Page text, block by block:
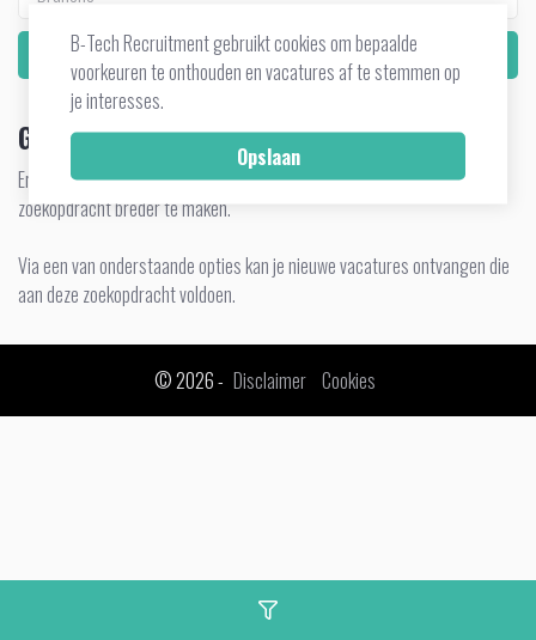
Zoek
Geen vacatures gevonden
Er zijn geen vacatures gevonden. Verwijder zoekcriteria om de
zoekopdracht breder te maken.
Via een van onderstaande opties kan je nieuwe vacatures ontvangen die
aan deze zoekopdracht voldoen.
© 2026 - Disclaimer Cookies
B-Tech Recruitment gebruikt cookies om bepaalde
voorkeuren te onthouden en vacatures af te stemmen op
je interesses.